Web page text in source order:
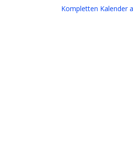
Kompletten Kalender